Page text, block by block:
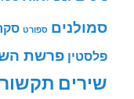
סמולנים ספורט
פלסטין פרשת
שירים